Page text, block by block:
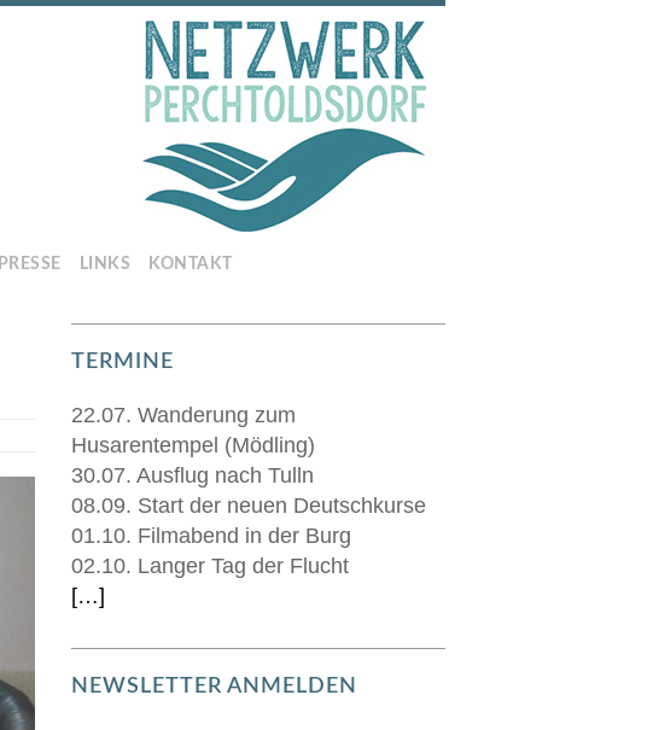
PRESSE LINKS KONTAKT
TERMINE
22.07. Wanderung zum
Husarentempel (Mödling)
30.07. Ausflug nach Tulln
08.09. Start der neuen Deutschkurse
01.10. Filmabend in der Burg
02.10. Langer Tag der Flucht
[…]
NEWSLETTER ANMELDEN